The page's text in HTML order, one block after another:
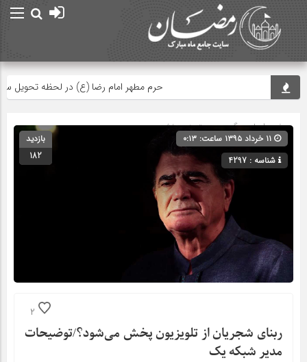
حرم مطهر امام رضا (ع) در لحظه تحویل سال
صفحه اصلی» گروه » دسته‌بندی نشده
شناسه : 4297
بازدید
182
2
ربنای شجریان از تلویزیون پخش می‌شود؟/توضیحات
مدیر شبکه یک